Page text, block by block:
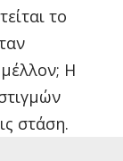
το
Η
στάση.